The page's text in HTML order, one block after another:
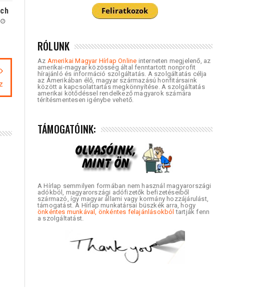
RÓLUNK
Az Amerikai Magyar Hírlap Online interneten megjelenő, az
amerikai-magyar közösség által fenntartott nonprofit
hírajánló és információ szolgáltatás. A szolgáltatás célja
az Amerikában élő, magyar származású honfitársaink
között a kapcsolattartás megkönnyítése. A szolgáltatás
amerikai kötődéssel rendelkező magyarok számára
térítésmentesen igénybe vehető.
TÁMOGATÓINK:
A Hírlap semmilyen formában nem használ magyarországi
adókból, magyarországi adófizetők befizetéseiből
származó, így magyar állami vagy kormány hozzájárulást,
támogatást. A Hírlap munkatársai büszkék arra, hogy
önkéntes munkával, önkéntes felajánlásokból tartják fenn
a szolgáltatást.